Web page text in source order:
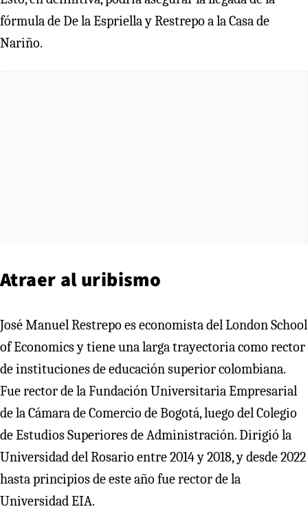
fórmula de De la Espriella y Restrepo a la Casa de
Nariño.
Atraer al uribismo
José Manuel Restrepo es economista del London School
of Economics y tiene una larga trayectoria como rector
de instituciones de educación superior colombiana.
Fue rector de la Fundación Universitaria Empresarial
de la Cámara de Comercio de Bogotá, luego del Colegio
de Estudios Superiores de Administración. Dirigió la
Universidad del Rosario entre 2014 y 2018, y desde 2022
hasta principios de este año fue rector de la
Universidad EIA.